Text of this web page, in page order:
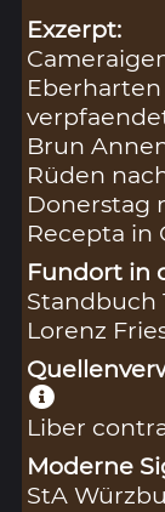
Exzerpt:
Brun
Rüden
Donerstag
Recepta in
Fundort in
Standbuch
Lorenz
Liber
Moderne
StA